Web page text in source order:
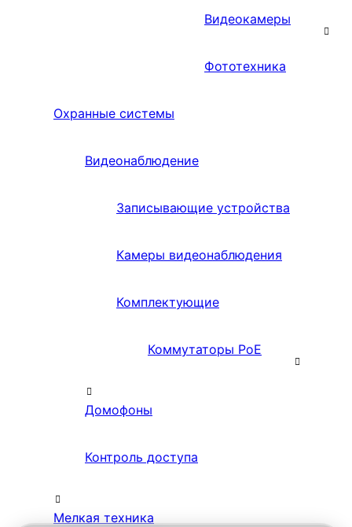
Видеокамеры
Фототехника
Охранные системы
Видеонаблюдение
Записывающие устройства
Камеры видеонаблюдения
Комплектующие
Коммутаторы PoE
Домофоны
Контроль доступа
Мелкая техника